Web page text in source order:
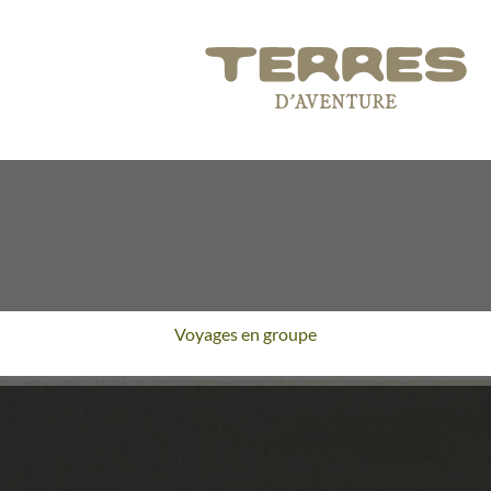
Voyages en groupe